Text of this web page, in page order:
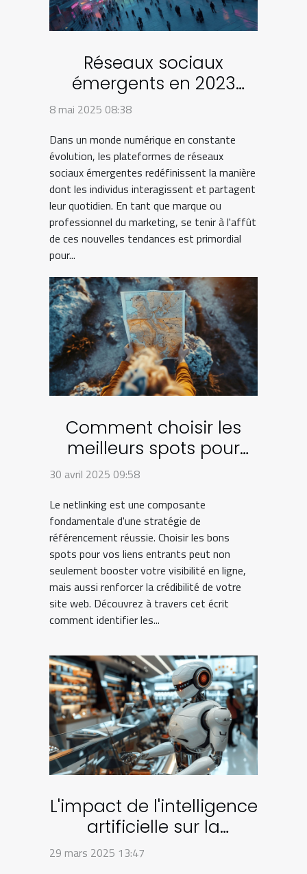
Réseaux sociaux
émergents en 2023
plateformes à surveiller
avant-gardiste
8 mai 2025 08:38
Dans un monde numérique en constante
évolution, les plateformes de réseaux
sociaux émergentes redéfinissent la manière
dont les individus interagissent et partagent
leur quotidien. En tant que marque ou
professionnel du marketing, se tenir à l'affût
de ces nouvelles tendances est primordial
pour...
Comment choisir les
meilleurs spots pour
votre stratégie de
30 avril 2025 09:58
Le netlinking est une composante
fondamentale d'une stratégie de
référencement réussie. Choisir les bons
spots pour vos liens entrants peut non
seulement booster votre visibilité en ligne,
mais aussi renforcer la crédibilité de votre
site web. Découvrez à travers cet écrit
comment identifier les...
L'impact de l'intelligence
artificielle sur la
personnalisation de
29 mars 2025 13:47